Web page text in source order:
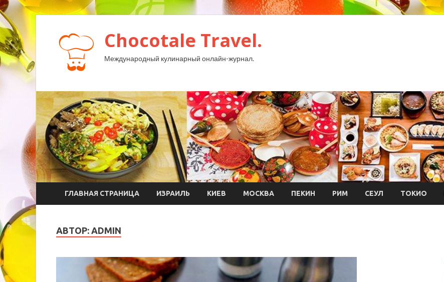
Chocotale Travel.
Международный кулинарный онлайн-журнал.
ГЛАВНАЯ СТРАНИЦА ИЗРАИЛЬ КИЕВ МОСКВА ПЕКИН РИМ СЕУЛ ТОКИО
АВТОР: ADMIN